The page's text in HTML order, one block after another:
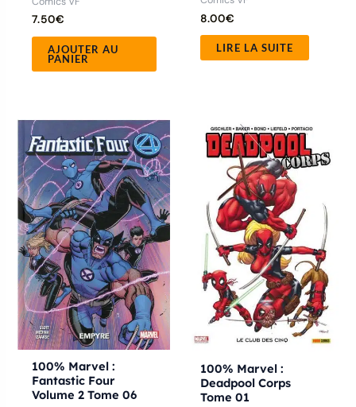
7.50€
AJOUTER AU
PANIER
8.00€
LIRE LA SUITE
100% Marvel :
Fantastic Four
Volume 2 Tome 06
100% Marvel :
Deadpool Corps
Tome 01